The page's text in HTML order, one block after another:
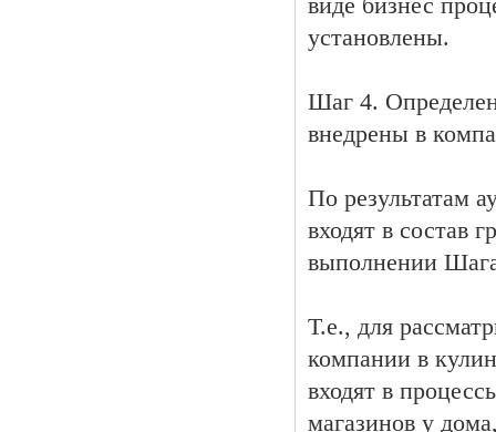
виде бизнес
установлены.
Шаг 4.
внедрены в
По результатам
входят в состав
выполнении
Т.е., для
компании в
входят в
магазинов у